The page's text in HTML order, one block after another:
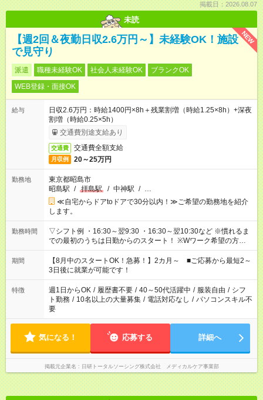
掲載日：2026.08.07
未読
NEW
【週2回＆夜勤日収2.6万円～】未経験OK！施設
で見守り
派遣 職種未経験OK 社会人未経験OK
ブランクOK
WEB登録・面接OK
給与
日収2.6万円：時給1400円×8h＋残業割増（時給1.25×8h）+深夜
割増（時給0.25×5h）
交通費別途支給あり
交通費 交通費全額支給
月収例 20～25万円
勤務地
東京都昭島市
昭島駅 / 拝島駅 / 中神駅 / …
≪自宅からドアtoドアで30分以内！≫ご希望の勤務地を紹介
します。
勤務時間
▽シフト例 ・16:30～翌9:30 ・16:30～翌10:30など ※慣れるま
での最初のうちは日勤からのスタート！ ※Wワーク希望の方へ
今ご覧のお仕事で希望する勤務時間と、もう1つのお仕事の勤務
時間。 合計で週40時間を超える場合は応募できません。
期間
【8月中のスタートOK！急募！】2カ月～ ■ご応募から最短2～
3日後に就業が可能です！
特徴 週1日からOK / 履歴書不要 / 40～50代活躍中 / 服装自由 / シフ
ト勤務 / 10名以上の大量募集 / 電話対応なし / パソコンスキル不
要
気になる！ 応募する 詳細へ
掲載元企業名 日研トータルソーシング株式会社 メディカルケア事業部